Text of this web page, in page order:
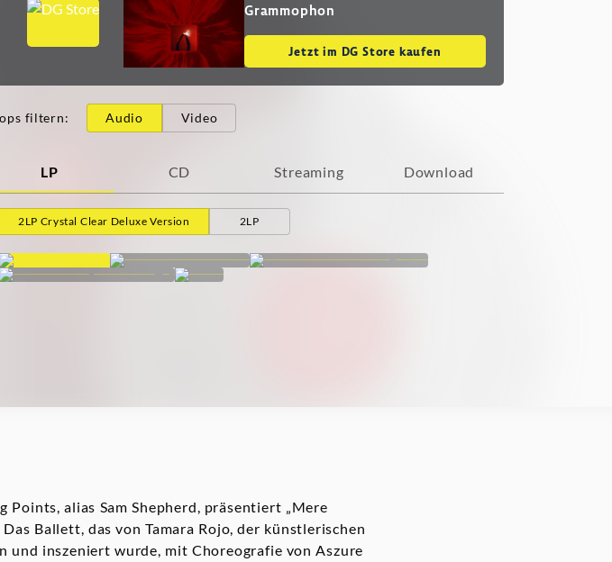
Grammophon
Jetzt im DG Store kaufen
filtern: Audio Video
LP CD Streaming Download
2LP Crystal Clear Deluxe Version 2LP
alias Sam Shepherd, präsentiert „Mere
Ballett, das von Tamara Rojo, der künstlerischen
und inszeniert wurde, mit Choreografie von Aszure